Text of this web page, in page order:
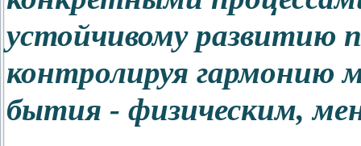
устойчивому развитию
контролируя гармонию
бытия - физическим,